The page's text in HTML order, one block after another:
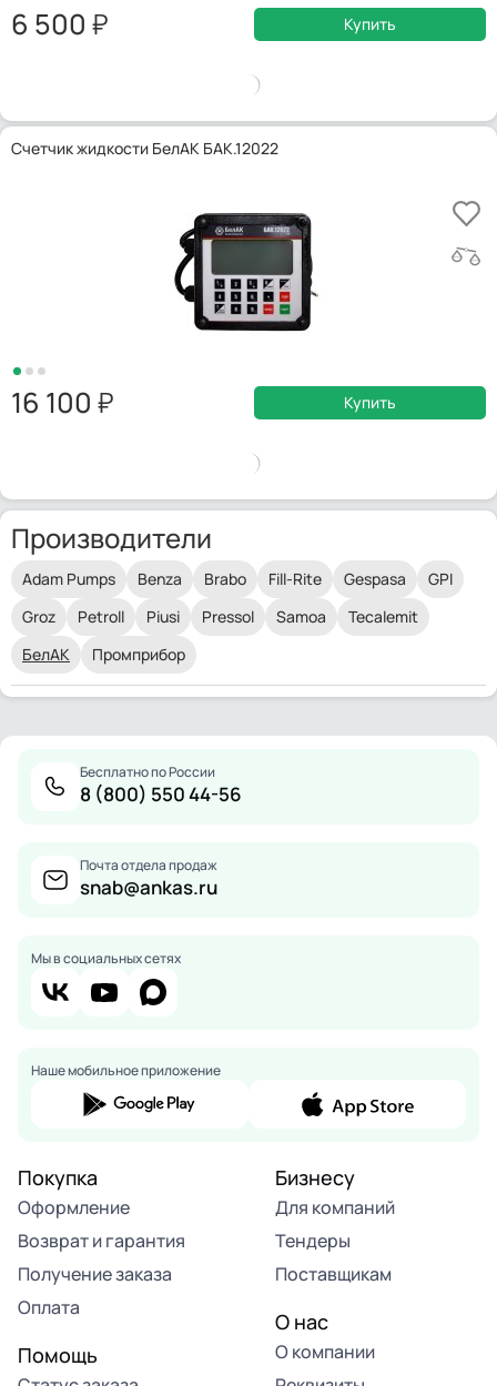
6 500 Купить
Счетчик жидкости БелАК БАК.12022
16 100 Купить
Производители
Adam Pumps Benza Brabo Fill-Rite Gespasa
GPI
Groz
Petroll Piusi Pressol Samoa
Tecalemit
БелАК
Промприбор
Бесплатно по России
8 (800) 550 44-56
Почта отдела продаж
snab@ankas.ru
Мы в социальных сетях
Наше мобильное приложение
Покупка
Оформление
Возврат и гарантия
Получение заказа
Оплата
Помощь
Бизнесу
Для компаний
Тендеры
Поставщикам
О нас
О компании